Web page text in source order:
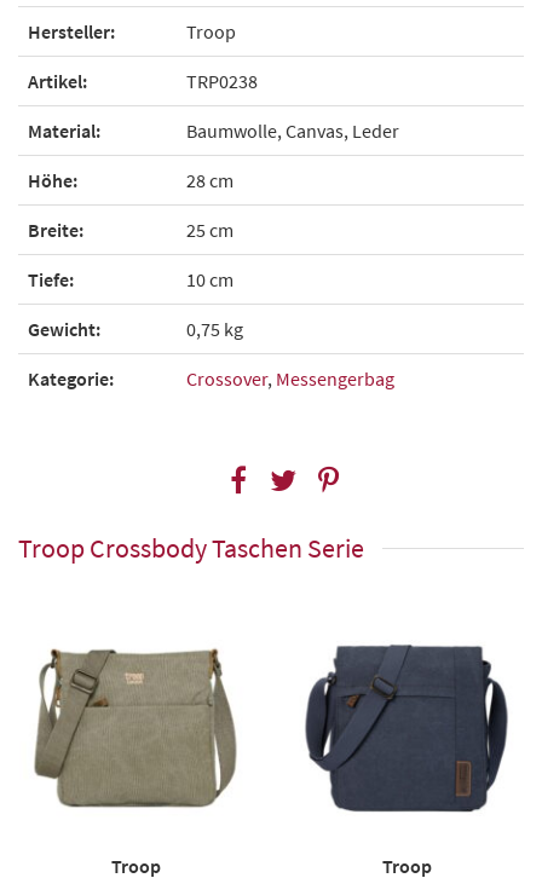
Hersteller: Troop
Artikel: TRP0238
Material: Baumwolle, Canvas, Leder
Höhe: 28 cm
Breite: 25 cm
Tiefe: 10 cm
Gewicht: 0,75 kg
Kategorie: Crossover, Messengerbag
Troop Crossbody Taschen Serie
Troop Troop